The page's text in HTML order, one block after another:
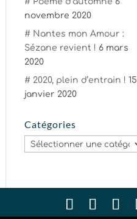
novembre 2020
# Nantes mon Amour :
Sézane revient ! 6 mars
2020
# 2020, plein d’entrain ! 15
janvier 2020
Catégories
Catégories